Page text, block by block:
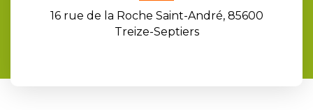
16 rue de la Roche Saint-André, 85600
Treize-Septiers